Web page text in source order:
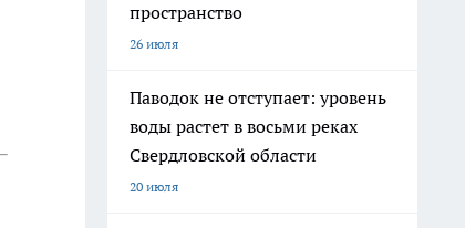
пространство
26 июля
Паводок не отступает: уровень
воды растет в восьми реках
Свердловской области
20 июля